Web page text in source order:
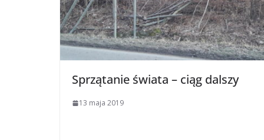
Sprzątanie świata – ciąg dalszy
13 maja 2019